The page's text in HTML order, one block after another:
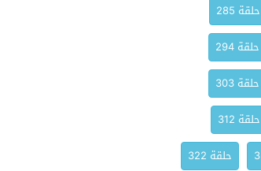
حلقة 285
حلقة 294
حلقة 303
حلقة 312
حلقة 322